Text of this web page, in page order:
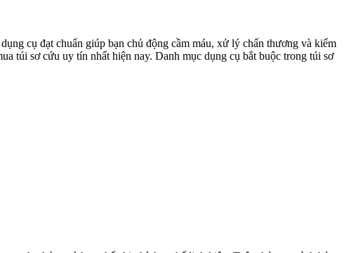
cụ đạt chuẩn giúp bạn chủ động cầm máu, xử lý chấn thương và kiểm
túi sơ cứu uy tín nhất hiện nay. Danh mục dụng cụ bắt buộc trong túi sơ